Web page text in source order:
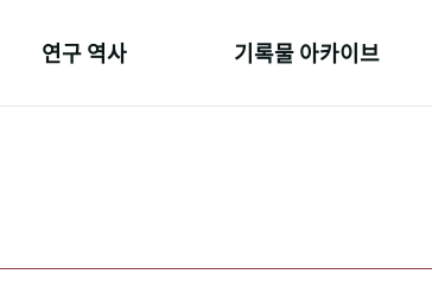
연구 역사 기록물 아카이브